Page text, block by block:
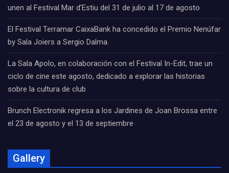
unen al Festival Mar d’Estiu del 31 de julio al 17 de agosto
El Festival Terramar CaixaBank ha concedido el Premio Nenúfar
by Sala Joiers a Sergio Dalma.
La Sala Apolo, en colaboración con el Festival In-Edit, trae un
ciclo de cine este agosto, dedicado a explorar las historias
sobre la cultura de club
Brunch Electronik regresa a los Jardines de Joan Brossa entre
el 23 de agosto y el 13 de septiembre
Gallery